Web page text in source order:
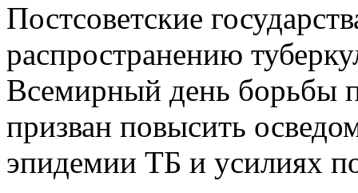
Постсоветские
распространению
Всемирный день борьбы
призван повысить
эпидемии ТБ и усилиях